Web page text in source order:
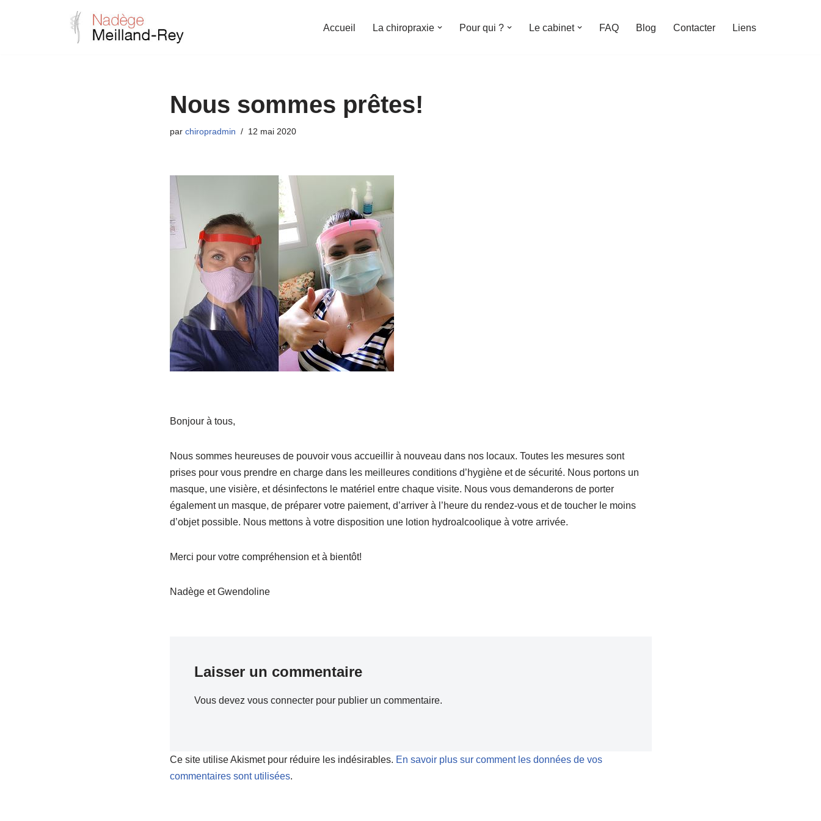
Accueil La chiropraxie Pour qui ? Le cabinet FAQ Blog Contacter Liens
Nous sommes prêtes!
par chiropradmin 12 mai 2020
Bonjour à tous,
Nous sommes heureuses de pouvoir vous accueillir à nouveau dans nos locaux. Toutes les mesures sont
prises pour vous prendre en charge dans les meilleures conditions d’hygiène et de sécurité. Nous portons un
masque, une visière, et désinfectons le matériel entre chaque visite. Nous vous demanderons de porter
également un masque, de préparer votre paiement, d’arriver à l’heure du rendez-vous et de toucher le moins
d’objet possible. Nous mettons à votre disposition une lotion hydroalcoolique à votre arrivée.
Merci pour votre compréhension et à bientôt!
Nadège et Gwendoline
Laisser un commentaire
Vous devez vous connecterpour publier un commentaire.
Ce site utilise Akismet pour réduire les indésirables. En savoir plus sur comment les données de vos
commentaires sont utilisées.